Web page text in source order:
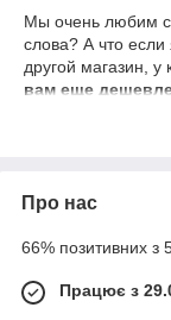
Мы очень любим
слова? А что
другой магазин,
вам еще
2) Якщо ви
3) Якщо ваша
Про нас
66% позитивних з
Працює з